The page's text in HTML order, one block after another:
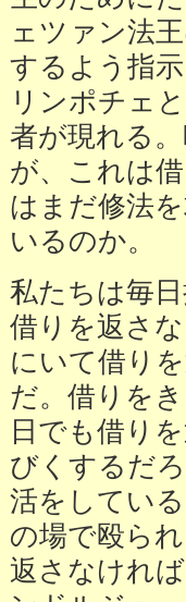
ェツァン法
するよう指
リンポチェ
者が現れる
が、これは
はまだ修法
いるのか。
私たちは毎
借りを返さ
にいて借り
だ。借りを
日でも借り
びくするだ
活をしてい
の場で殴ら
返さなけれ